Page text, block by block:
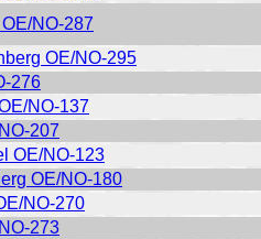
NO-287
OE/NO-295
276
NO-137
207
OE/NO-123
OE/NO-180
NO-270
273